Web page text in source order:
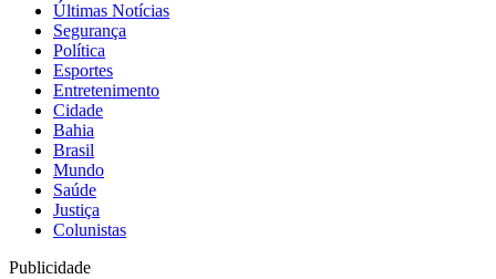
Últimas Notícias
Segurança
Política
Esportes
Entretenimento
Cidade
Bahia
Brasil
Mundo
Saúde
Justiça
Colunistas
Publicidade